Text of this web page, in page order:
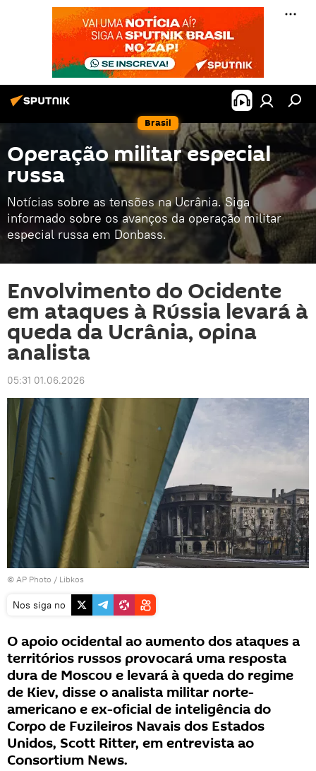
Brasil
Operação militar especial
russa
Notícias sobre as tensões na Ucrânia. Siga
informado sobre os avanços da operação militar
especial russa em Donbass.
Envolvimento do Ocidente
em ataques à Rússia levará à
queda da Ucrânia, opina
analista
05:31 01.06.2026
© AP Photo / Libkos
Nos siga no
O apoio ocidental ao aumento dos ataques a
territórios russos provocará uma resposta
dura de Moscou e levará à queda do regime
de Kiev, disse o analista militar norte-
americano e ex-oficial de inteligência do
Corpo de Fuzileiros Navais dos Estados
Unidos, Scott Ritter, em entrevista ao
Consortium News.